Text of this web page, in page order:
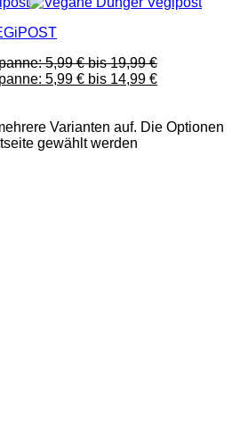
5,99 € bis 19,99 €
5,99 € bis 14,99 €
Varianten auf. Die Optionen
gewählt werden